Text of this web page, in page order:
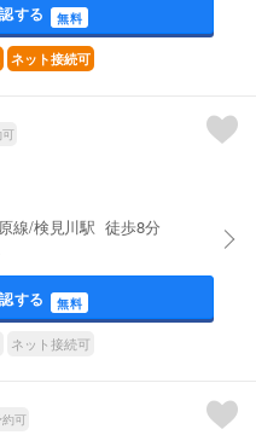
する 無料
ネット接続可
線/検見川駅 徒歩8分
する 無料
ネット接続可
可